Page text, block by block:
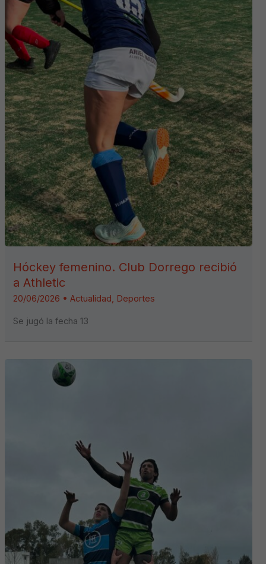
Hóckey femenino. Club Dorrego recibió
a Athletic
20/06/2026 •Actualidad Deportes
Se jugó la fecha 13